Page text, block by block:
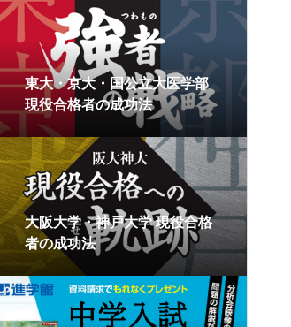
東大・京大・国公立大医学部
現役合格者の成功法
大阪大学・神戸大学 現役合格
者の成功法